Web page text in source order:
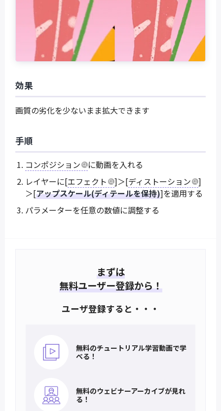
効果
画質の劣化を少ないまま拡大できます
手順
コンポジション
に動画を入れる
レイヤーに[エフェクト ]＞[ディストーション
]
＞[アップスケール(ディテールを保持)]を適用する
パラメーターを任意の数値に調整する
まずは
無料ユーザー登録から！
ユーザ登録すると・・・
無料のチュートリアル学習動画で学
べる！
無料のウェビナーアーカイブが見れ
る！